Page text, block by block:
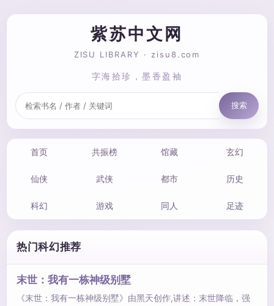
紫苏中文网
ZISU LIBRARY · zisu8.com
字海拾珍，墨香盈袖
搜索
首页 共振榜 馆藏 玄幻
仙侠 武侠 都市 历史
科幻 游戏 同人 足迹
热门科幻推荐
末世：我有一栋神级别墅
《末世：我有一栋神级别墅》由黑天创作,讲述：末世降临，强